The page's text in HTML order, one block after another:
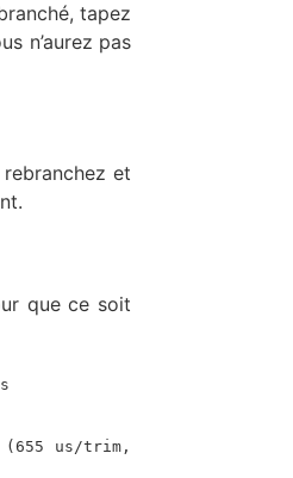
tapez
n’aurez pas
et
que ce soit
(655 us/trim,